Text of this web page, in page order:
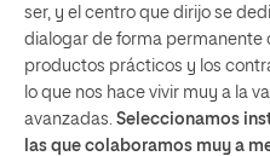
ser, y el centro que dirijo se
dialogar de forma permanente
productos prácticos y los
lo que nos hace vivir muy a la
avanzadas. Seleccionamos
las que colaboramos muy a